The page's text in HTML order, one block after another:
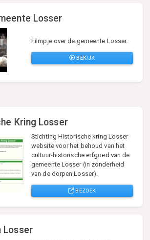
Losser
Filmpje over de gemeente Losser.
BEKIJK
Kring Losser
Stichting Historische kring Losser
website voor het behoud van het
cultuur-historische erfgoed van de
gemeente Losser (in zonderheid
van de dorpen Losser).
BEZOEK
Losser